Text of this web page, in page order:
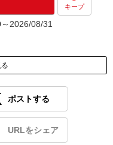
キープ
2026/08/31
ポストする
URLをシェア